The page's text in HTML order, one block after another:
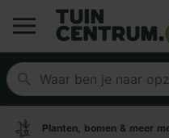
Logo
Planten, bomen & meer